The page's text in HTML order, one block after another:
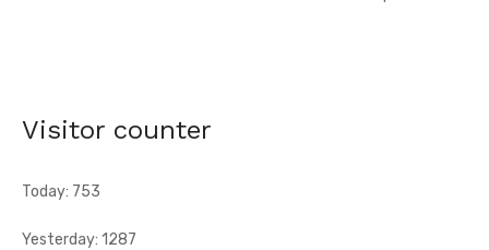
Abengourou, a ...
Visitor counter
Today: 753
Yesterday: 1287